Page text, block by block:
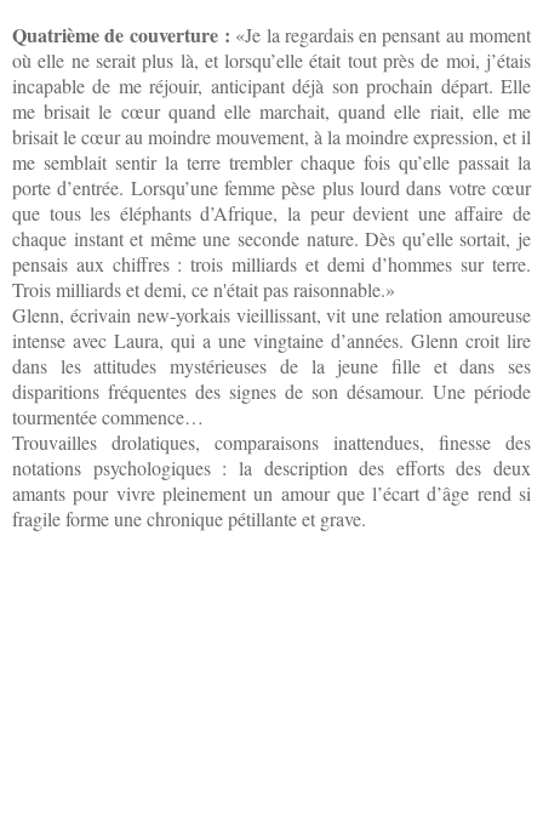
Quatrième de couverture : «Je la regardais en pensant au moment
où elle ne serait plus là, et lorsqu’elle était tout près de moi, j’étais
incapable de me réjouir, anticipant déjà son prochain départ. Elle
me brisait le cœur quand elle marchait, quand elle riait, elle me
brisait le cœur au moindre mouvement, à la moindre expression, et il
me semblait sentir la terre trembler chaque fois qu’elle passait la
porte d’entrée. Lorsqu’une femme pèse plus lourd dans votre cœur
que tous les éléphants d’Afrique, la peur devient une affaire de
chaque instant et même une seconde nature. Dès qu’elle sortait, je
pensais aux chiffres : trois milliards et demi d’hommes sur terre.
Trois milliards et demi, ce n'était pas raisonnable.»
Glenn, écrivain new-yorkais vieillissant, vit une relation amoureuse
intense avec Laura, qui a une vingtaine d’années. Glenn croit lire
dans les attitudes mystérieuses de la jeune fille et dans ses
disparitions fréquentes des signes de son désamour. Une période
tourmentée commence…
Trouvailles drolatiques, comparaisons inattendues, finesse des
notations psychologiques : la description des efforts des deux
amants pour vivre pleinement un amour que l’écart d’âge rend si
fragile forme une chronique pétillante et grave.